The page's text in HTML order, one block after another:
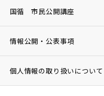
国循 市民公開講座
情報公開・公表事項
個人情報の取り扱いについて